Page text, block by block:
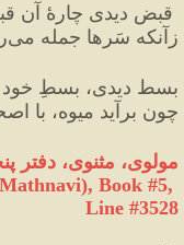
قبض دیدی چارهٔ آن
زآنکه سَرها جمله می‌روید زِ بُن
بسط دیدی، بسطِ خود
چون برآید میوه، با
مولوی، مثنوی، دفتر
Book #5,
Line #3528